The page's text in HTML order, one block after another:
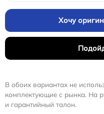
Хочу
В обоих вариантах не
комплектующие с рынка. На
и гарантийный талон.